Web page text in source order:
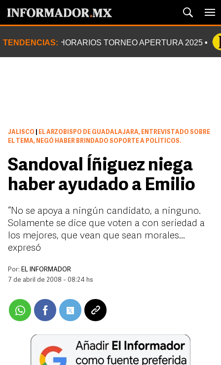
TENDENCIAS: HORARIOS TORNEO APERTURA 2025
JALISCO
EL ARZOBISPO DE GUADALAJARA, ENTREVISTADO SOBRE
EL TEMA, NEGÓ HABER BRINDADO SOPORTE A POLÍTICOS.
Sandoval Íñiguez niega
haber ayudado a Emilio
“No se apoya a ningún candidato, a ninguno.
Solamente se dice que voten a con seriedad a
los mejores, que vean que sean morales...
expresó
Por: EL INFORMADOR
7 de abril de 2008 - 08:24 hs